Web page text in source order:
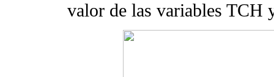
valor de las variables TCH